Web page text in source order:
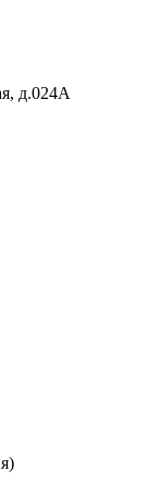
д.024А